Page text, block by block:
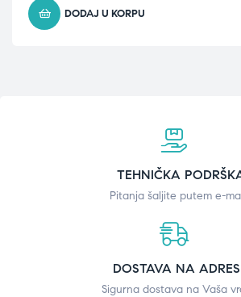
DODAJ U KORPU
TEHNIČKA
Pitanja šaljite putem e-
DOSTAVA NA
Sigurna dostava na Vaša